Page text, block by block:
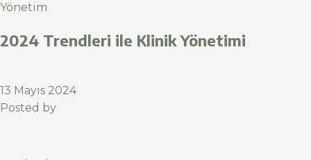
Yönetim
2024 Trendleri ile Klinik Yönetimi
13 Mayıs 2024
Posted by